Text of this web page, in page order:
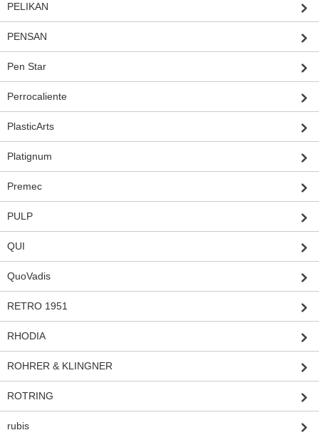
PELIKAN
PENSAN
Pen Star
Perrocaliente
PlasticArts
Platignum
Premec
PULP
QUI
QuoVadis
RETRO 1951
RHODIA
ROHRER & KLINGNER
ROTRING
rubis